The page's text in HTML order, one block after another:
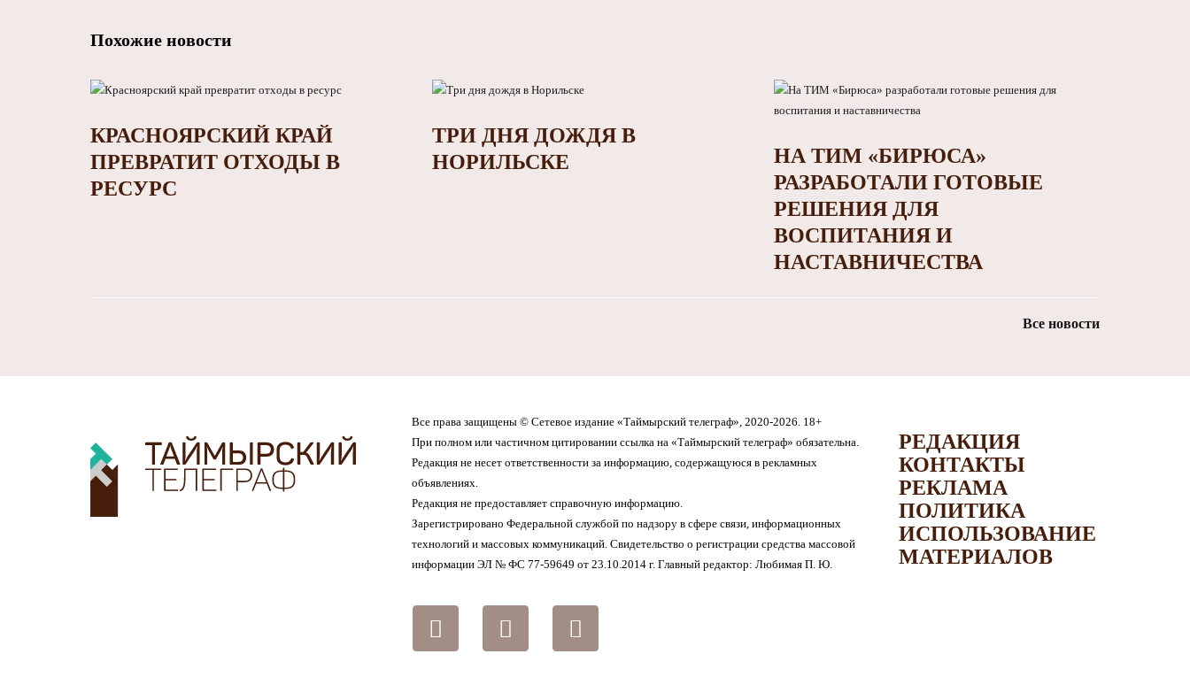
Похожие новости
КРАСНОЯРСКИЙ КРАЙ
ПРЕВРАТИТ ОТХОДЫ В
РЕСУРС
ТРИ ДНЯ ДОЖДЯ В
НОРИЛЬСКЕ
НА ТИМ «БИРЮСА»
РАЗРАБОТАЛИ ГОТОВЫЕ
РЕШЕНИЯ ДЛЯ
ВОСПИТАНИЯ И
НАСТАВНИЧЕСТВА
Все новости
Все права защищены © Сетевое издание «Таймырский телеграф», 2020-2026. 18+
При полном или частичном цитировании ссылка на «Таймырский телеграф» обязательна.
Редакция не несет ответственности за информацию, содержащуюся в рекламных
объявлениях.
Редакция не предоставляет справочную информацию.
Зарегистрировано Федеральной службой по надзору в сфере связи, информационных
технологий и массовых коммуникаций. Свидетельство о регистрации средства массовой
информации ЭЛ № ФС 77-59649 от 23.10.2014 г. Главный редактор: Любимая П. Ю.
РЕДАКЦИЯ
КОНТАКТЫ
РЕКЛАМА
ПОЛИТИКА
ИСПОЛЬЗОВАНИЕ
МАТЕРИАЛОВ